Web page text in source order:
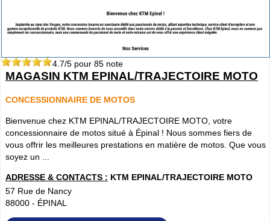
4.7/5 pour 85 note
MAGASIN KTM EPINAL/TRAJECTOIRE MOTO
CONCESSIONNAIRE DE MOTOS
Bienvenue chez KTM EPINAL/TRAJECTOIRE MOTO, votre
concessionnaire de motos situé à Épinal ! Nous sommes fiers de
vous offrir les meilleures prestations en matière de motos. Que vous
soyez un ...
ADRESSE & CONTACTS : KTM EPINAL/TRAJECTOIRE MOTO
57 Rue de Nancy
88000 - ÉPINAL